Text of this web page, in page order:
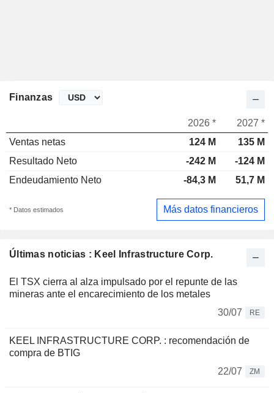
Últimas noticias : Keel Infrastructure Corp.
El TSX cierra al alza impulsado por el repunte de las
mineras ante el encarecimiento de los metales
30/07
RE
KEEL INFRASTRUCTURE CORP. : recomendación de
compra de BTIG
22/07
ZM
Finanzas
2026 *
2027 *
Ventas netas
124 M
135 M
Resultado Neto
-242 M
-124 M
Endeudamiento Neto
-84,3 M 51,7 M
* Datos estimados Más datos financieros